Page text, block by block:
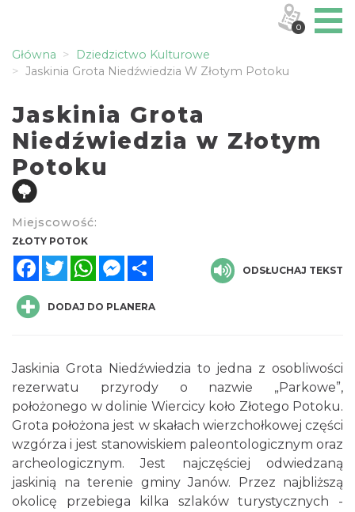
Główna
Dziedzictwo Kulturowe
Jaskinia Grota Niedźwiedzia W Złotym Potoku
Jaskinia Grota
Niedźwiedzia w Złotym
Potoku
Miejscowość:
ZŁOTY POTOK
FacebookTwitterWhatsAppMessenger
ODSŁUCHAJ TEKST
DODAJ DO PLANERA
Jaskinia Grota Niedźwiedzia to jedna z osobliwości
rezerwatu przyrody o nazwie „Parkowe”,
położonego w dolinie Wiercicy koło Złotego Potoku.
Grota położona jest w skałach wierzchołkowej części
wzgórza i jest stanowiskiem paleontologicznym oraz
archeologicznym. Jest najczęściej odwiedzaną
jaskinią na terenie gminy Janów. Przez najbliższą
okolicę przebiega kilka szlaków turystycznych -
0